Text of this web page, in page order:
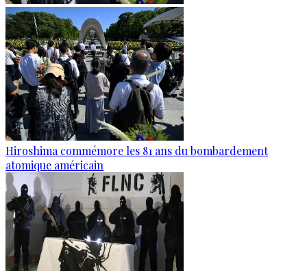
Hiroshima commémore les 81 ans du bombardement
atomique américain